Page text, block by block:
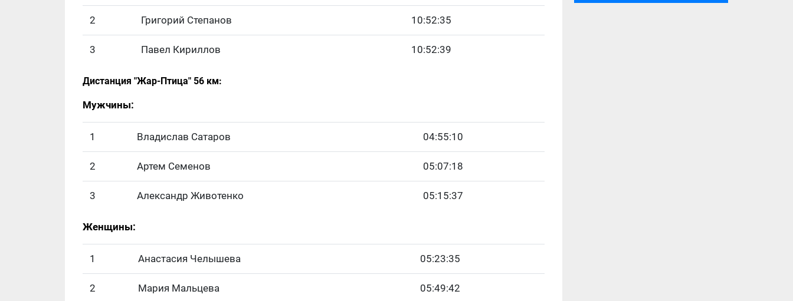
2 Григорий Степанов 10:52:35
3 Павел Кириллов 10:52:39
Дистанция "Жар-Птица" 56 км:
Мужчины:
1 Владислав Сатаров 04:55:10
2 Артем Семенов 05:07:18
3 Александр Животенко 05:15:37
Женщины:
1 Анастасия Челышева 05:23:35
2 Мария Мальцева 05:49:42